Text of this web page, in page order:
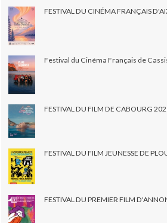
FESTIVAL DU CINÉMA FRANÇAIS
Festival du Cinéma Français de
FESTIVAL DU FILM DE CABOURG
FESTIVAL DU FILM JEUNESSE DE
FESTIVAL DU PREMIER FILM